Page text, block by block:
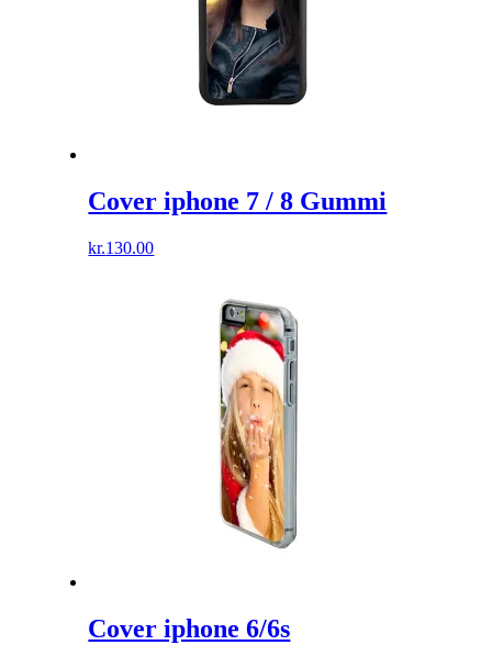
Cover iphone 7 / 8 Gummi
kr.130.00
Cover iphone 6/6s